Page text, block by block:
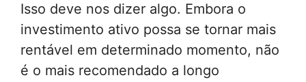
Isso deve nos dizer algo. Embora o
investimento ativo possa se tornar mais
rentável em determinado momento, não
é o mais recomendado a longo